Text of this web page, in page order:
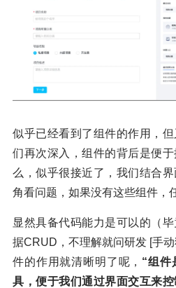
似乎已经看到了组件的作用，
们再次深入，组件的背后是便
么，似乎很接近了，我们结合
角看问题，如果没有这些组件，
显然具备代码能力是可以的（
据CRUD，不理解就问研发 [手
件的作用就清晰明了呢， “组件
具，便于我们通过界面交互来